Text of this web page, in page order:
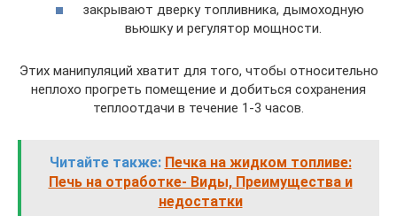
закрывают дверку топливника, дымоходную
вьюшку и регулятор мощности.
Этих манипуляций хватит для того, чтобы относительно
неплохо прогреть помещение и добиться сохранения
теплоотдачи в течение 1-3 часов.
Читайте также: Печка на жидком топливе:
Печь на отработке- Виды, Преимущества и
недостатки